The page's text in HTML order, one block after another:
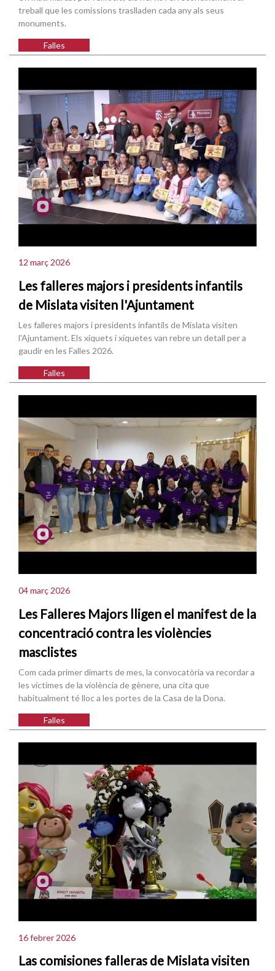
treball que les comissions traslladen cada any als seus
monuments.
Falles
12 març 2026
Les falleres majors i presidents infantils
de Mislata visiten l'Ajuntament
Les falleres majors i presidents infantils de Mislata visiten
l'Ajuntament. Els xiquets i xiquetes van rebre un detall per a
gaudir en les Falles 2026.
Falles
04 març 2026
Les Falleres Majors lligen el manifest de la
concentració contra les violències
masclistes
Com cada primer dimarts de mes, la convocatòria va recordar a
les víctimes de la violència de gènere, una cita que
habitualment té lloc a les portes de la Casa de la Dona.
Falles
16 febrer 2026
Las comisiones falleras de Mislata visiten